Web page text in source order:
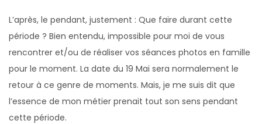
L’après, le pendant, justement : Que faire durant cette
période ? Bien entendu, impossible pour moi de vous
rencontrer et/ou de réaliser vos séances photos en famille
pour le moment. La date du 19 Mai sera normalement le
retour à ce genre de moments. Mais, je me suis dit que
l’essence de mon métier prenait tout son sens pendant
cette période.